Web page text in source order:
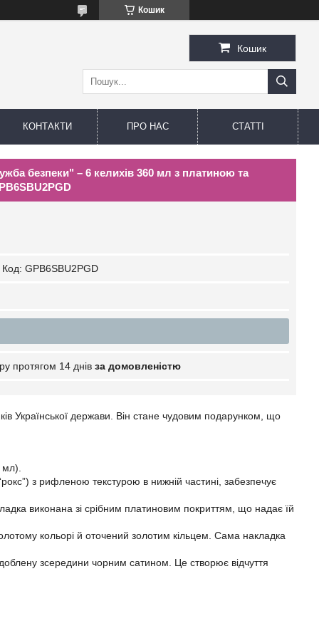
Кошик
Кошик
КОНТАКТИ ПРО НАС СТАТТІ
безпеки" – 6 келихів 360 мл з платиною та
Код: GPB6SBU2PGD
протягом 14 днів за домовленістю
Української держави. Він стане чудовим подарунком, що
з рифленою текстурою в нижній частині, забезпечує
виконана зі срібним платиновим покриттям, що надає їй
кольорі й оточений золотим кільцем. Сама накладка
зсередини чорним сатином. Це створює відчуття